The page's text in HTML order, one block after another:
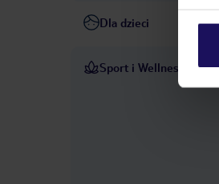
Dla dzieci
Sport i Wellness